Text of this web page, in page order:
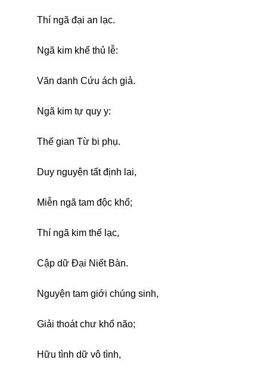
Thí ngã đại an lạc.
Ngã kim khể thủ lễ:
Văn danh Cứu ách giả.
Ngã kim tự quy y:
Thế gian Từ bi phụ.
Duy nguyện tất định lai,
Miễn ngã tam độc khổ;
Thí ngã kim thế lạc,
Cập dữ Đại Niết Bàn.
Nguyện tam giới chúng sinh,
Giải thoát chư khổ não;
Hữu tình dữ vô tình,